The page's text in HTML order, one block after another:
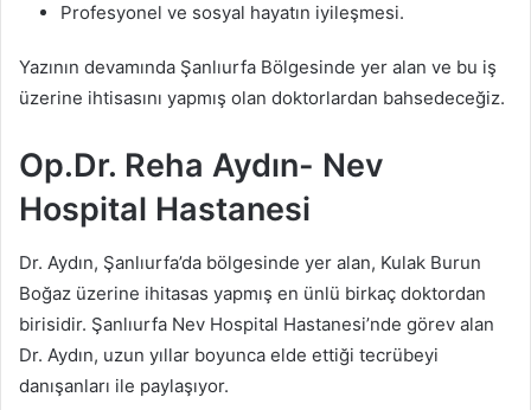
Profesyonel ve sosyal hayatın iyileşmesi.
Yazının devamında Şanlıurfa Bölgesinde yer alan ve bu iş
üzerine ihtisasını yapmış olan doktorlardan bahsedeceğiz.
Op.Dr. Reha Aydın- Nev
Hospital Hastanesi
Dr. Aydın, Şanlıurfa’da bölgesinde yer alan, Kulak Burun
Boğaz üzerine ihitasas yapmış en ünlü birkaç doktordan
birisidir. Şanlıurfa Nev Hospital Hastanesi’nde görev alan
Dr. Aydın, uzun yıllar boyunca elde ettiği tecrübeyi
danışanları ile paylaşıyor.